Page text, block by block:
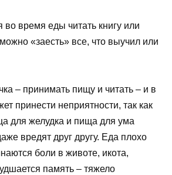
во время еды читать книгу или
«заесть» все, что выучил или
– принимать пищу и читать – и в
принести неприятности, так как
для желудка и пища для ума
вредят друг другу. Еда плохо
боли в животе, икота,
память – тяжело